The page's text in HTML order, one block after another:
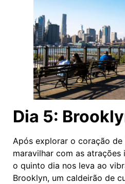
Dia 5:
Após explorar o coração de
maravilhar com as
o quinto dia nos leva ao
Brooklyn, um caldeirão de